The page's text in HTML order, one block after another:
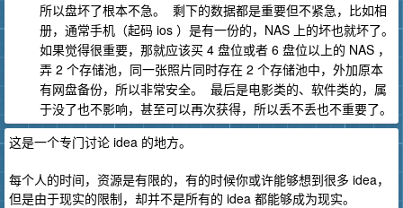
所以盘坏了根本不急。 剩下的数据都是重要但不紧急，比如相
册，通常手机（起码 ios ）是有一份的，NAS 上的坏也就坏了。
如果觉得很重要，那就应该买 4 盘位或者 6 盘位以上的 NAS ，
弄 2 个存储池，同一张照片同时存在 2 个存储池中，外加原本
有网盘备份，所以非常安全。 最后是电影类的、软件类的，属
于没了也不影响，甚至可以再次获得，所以丢不丢也不重要了。
这是一个专门讨论 idea 的地方。
每个人的时间，资源是有限的，有的时候你或许能够想到很多 idea，
但是由于现实的限制，却并不是所有的 idea 都能够成为现实。